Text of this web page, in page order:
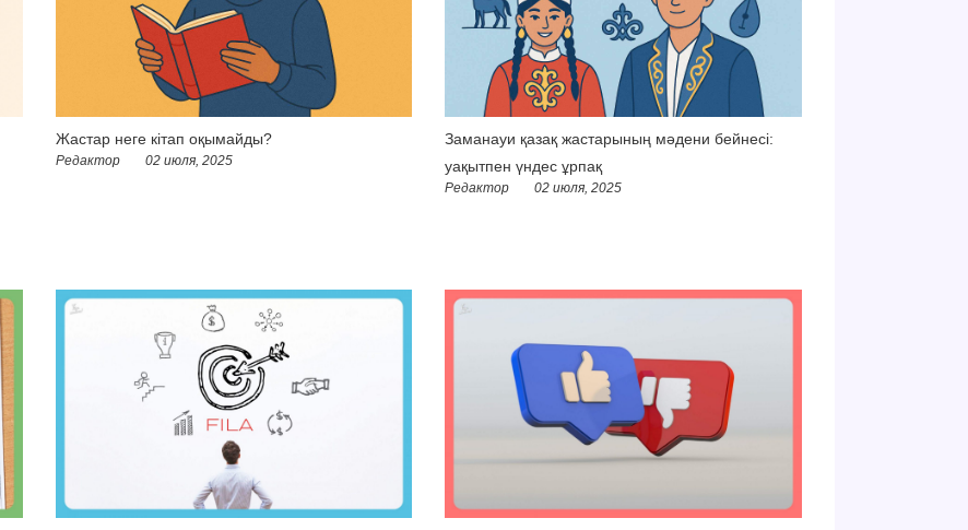
Жастар неге кітап оқымайды?
Редактор 02 июля, 2025
Заманауи қазақ жастарының мәдени бейнесі:
уақытпен үндес ұрпақ
Редактор 02 июля, 2025